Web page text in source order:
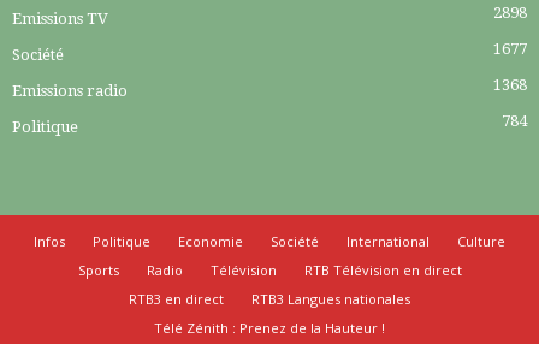
Emissions TV 2898
Société 1677
Emissions radio 1368
Politique 784
Infos Politique Economie Société International
Culture
Sports
Radio Télévision
RTB Télévision en direct
RTB3 en direct
RTB3 Langues nationales
Télé Zénith : Prenez de la Hauteur !